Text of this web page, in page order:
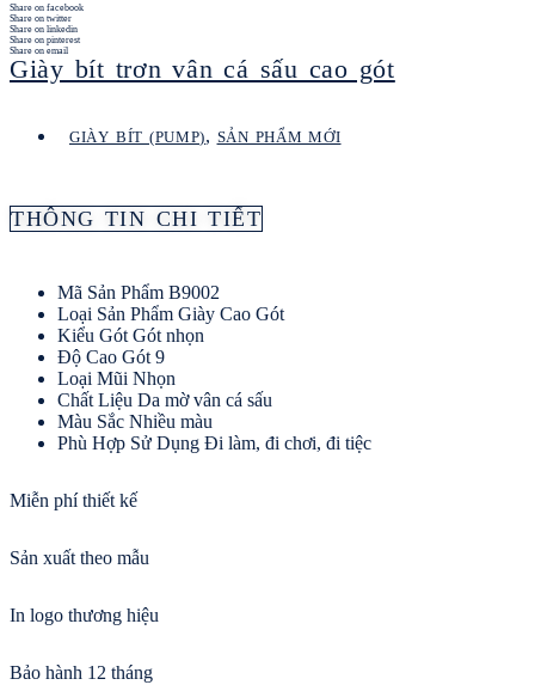
Share on facebook
Share on twitter
Share on linkedin
Share on pinterest
Share on email
Giày bít trơn vân cá sấu cao gót
GIÀY BÍT (PUMP), SẢN PHẨM MỚI
THÔNG TIN CHI TIẾT
Mã Sản Phẩm B9002
Loại Sản Phẩm Giày Cao Gót
Kiểu Gót Gót nhọn
Độ Cao Gót 9
Loại Mũi Nhọn
Chất Liệu Da mờ vân cá sấu
Màu Sắc Nhiều màu
Phù Hợp Sử Dụng Đi làm, đi chơi, đi tiệc
Miễn phí thiết kế
Sản xuất theo mẫu
In logo thương hiệu
Bảo hành 12 tháng